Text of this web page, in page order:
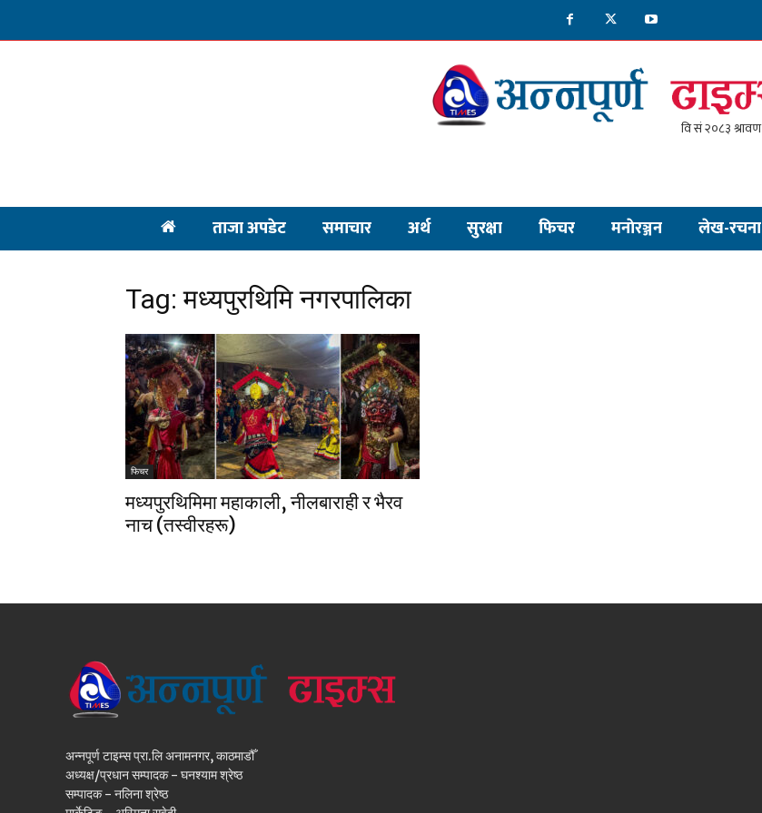
ताजा अपडेट समाचार अर्थ सुरक्षा फिचर मनाेरञ्जन लेख-रचना
Tag: मध्यपुरथिमि नगरपालिका
फिचर
मध्यपुरथिमिमा महाकाली, नीलबाराही र भैरव
नाच (तस्वीरहरू)
अन्नपूर्ण टाइम्स प्रा.लि अनामनगर, काठमाडौँ
अध्यक्ष/प्रधान सम्पादक - घनश्याम श्रेष्ठ
सम्पादक - नलिना श्रेष्ठ